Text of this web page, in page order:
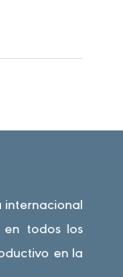
todos los
en la